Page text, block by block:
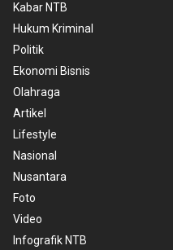
Kabar NTB
Hukum Kriminal
Politik
Ekonomi Bisnis
Olahraga
Artikel
Lifestyle
Nasional
Nusantara
Foto
Video
Infografik NTB